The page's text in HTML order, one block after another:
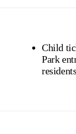
Child
Park